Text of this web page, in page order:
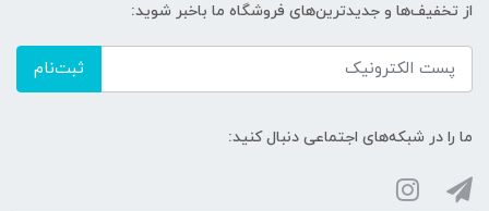
از تخفیف‌ها و جدیدترین‌های فروشگاه ما باخبر شوید:
ثبت‌نام
ما را در شبکه‌های اجتماعی دنبال کنید: